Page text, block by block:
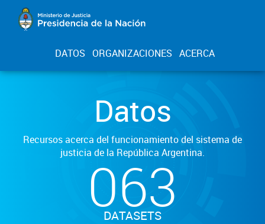
DATOS ORGANIZACIONES ACERCA
Datos
Recursos acerca del funcionamiento del sistema de
justicia de la República Argentina.
063
DATASETS